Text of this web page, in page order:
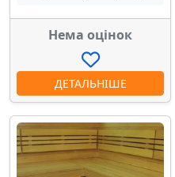
Нема оцінок
ДЕТАЛЬНІШЕ